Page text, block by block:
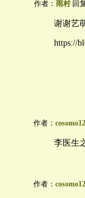
作者： 雨村回
谢谢艺
https://
作者：
李医生
作者：